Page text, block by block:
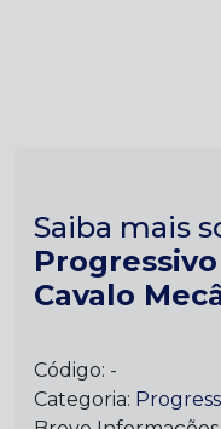
Saiba mais
Cavalo
Código: -
Categoria: